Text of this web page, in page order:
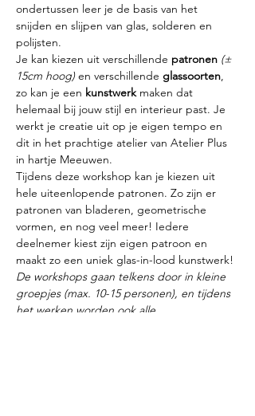
ondertussen leer je de basis van het
snijden en slijpen van glas, solderen en
polijsten.
Je kan kiezen uit verschillende patronen (±
15cm hoog) en verschillende glassoorten,
zo kan je een kunstwerk maken dat
helemaal bij jouw stijl en interieur past. Je
werkt je creatie uit op je eigen tempo en
dit in het prachtige atelier van Atelier Plus
in hartje Meeuwen.
Tijdens deze workshop kan je kiezen uit
hele uiteenlopende patronen. Zo zijn er
patronen van bladeren, geometrische
vormen, en nog veel meer! Iedere
deelnemer kiest zijn eigen patroon en
maakt zo een uniek glas-in-lood kunstwerk!
De workshops gaan telkens door in kleine
groepjes (max. 10-15 personen), en tijdens
het werken worden ook alle